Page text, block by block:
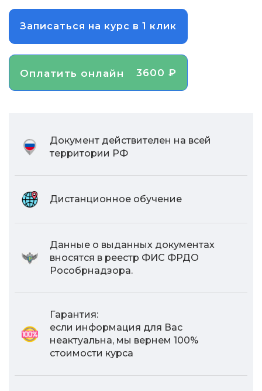
Записаться на курс в 1 клик
Оплатить онлайн 3600 ₽
Документ действителен на всей
территории РФ
Дистанционное обучение
Данные о выданных документах
вносятся в реестр ФИС ФРДО
Рособрнадзора.
Гарантия:
если информация для Вас
неактуальна, мы вернем 100%
стоимости курса